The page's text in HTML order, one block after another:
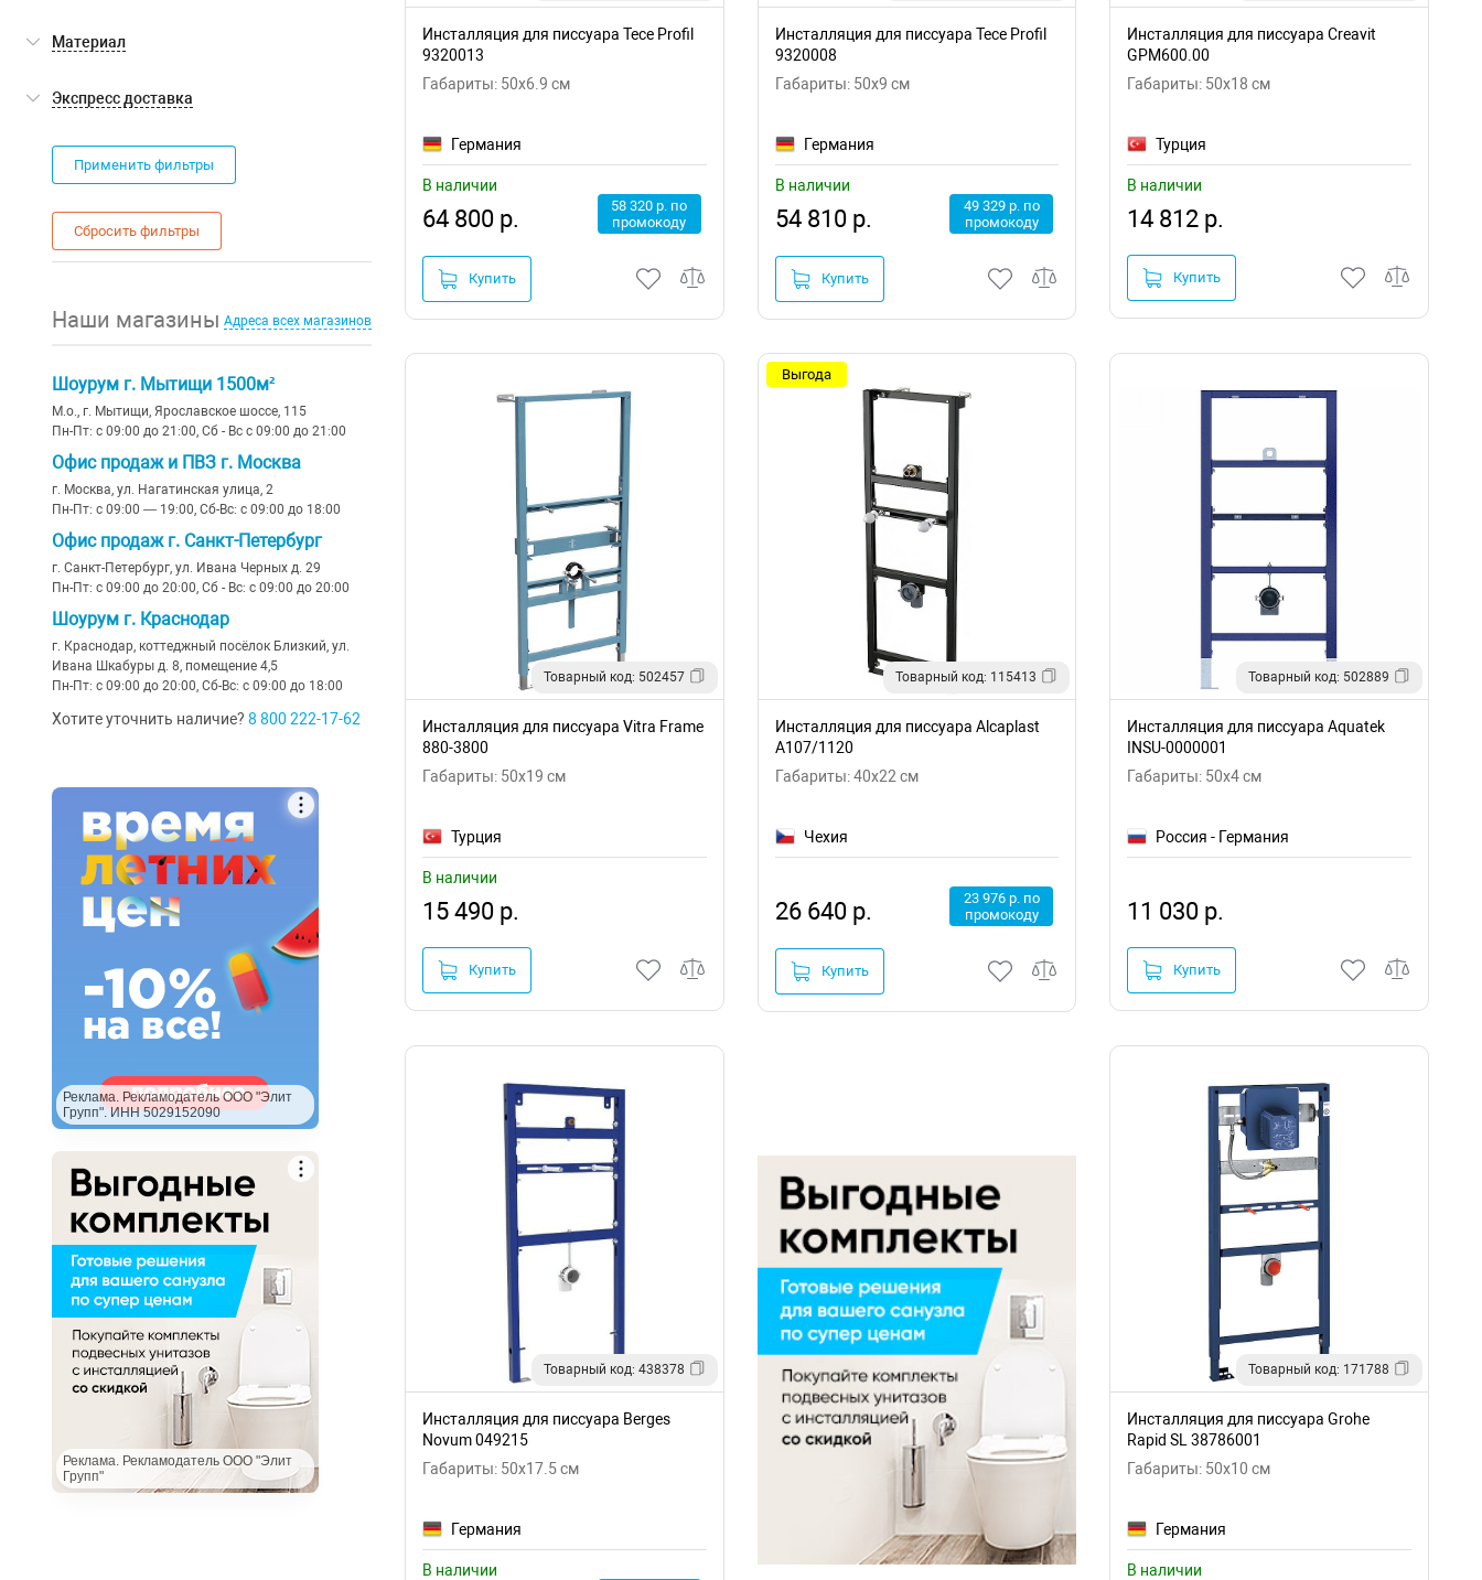
Geberit(2)
Grohe(1)
Ideal Standard(1)
Vitra(1)
Sanit
сверху
Испания
Португалия
Материал
металл(13)
алюминий
Экспресс доставка
Экспресс доставка(0)
Применить фильтры
Сбросить фильтры
Наши магазины Адреса всех магазинов
Шоурум г. Мытищи 1500м²
М.о., г. Мытищи, Ярославское шоссе, 115
Пн-Пт: с 09:00 до 21:00, Сб - Вс с 09:00 до 21:00
Офис продаж и ПВЗ г. Москва
г. Москва, ул. Нагатинская улица, 2
Пн-Пт: с 09:00 — 19:00, Сб-Вс: с 09:00 до 18:00
Офис продаж г. Санкт-Петербург
г. Санкт-Петербург, ул. Ивана Черных д. 29
Пн-Пт: с 09:00 до 20:00, Сб - Вс: с 09:00 до 20:00
Шоурум г. Краснодар
г. Краснодар, коттеджный посёлок Близкий, ул.
Ивана Шкабуры д. 8, помещение 4,5
Пн-Пт: с 09:00 до 20:00, Сб-Вс: с 09:00 до 18:00
Хотите уточнить наличие? 8 800 222-17-62
Реклама. Рекламодатель ООО "Элит
Групп". ИНН 5029152090
Реклама. Рекламодатель ООО "Элит
Групп"
Инсталляция для писсуара Tece Profil
9320013
Габариты: 50x6.9 см
Германия
В наличии
64 800 р.
58 320 р. по
промокоду
Купить
Инсталляция для писсуара Tece Profil
9320008
Габариты: 50x9 см
Германия
В наличии
54 810 р.
49 329 р. по
промокоду
Купить
Инсталляция для писсуара Creavit
GPM600.00
Габариты: 50x18 см
Турция
В наличии
14 812 р.
Купить
Товарный код: 502457
Инсталляция для писсуара Vitra Frame
880-3800
Габариты: 50x19 см
Турция
В наличии
15 490 р.
Купить
Выгода
Товарный код: 115413
Инсталляция для писсуара Alcaplast
A107/1120
Габариты: 40x22 см
Чехия
26 640 р.
23 976 р. по
промокоду
Купить
Товарный код: 502889
Инсталляция для писсуара Aquatek
INSU-0000001
Габариты: 50x4 см
Россия - Германия
11 030 р.
Купить
Товарный код: 438378
Инсталляция для писсуара Berges
Novum 049215
Габариты: 50x17.5 см
Германия
В наличии
Товарный код: 171788
Инсталляция для писсуара Grohe
Rapid SL 38786001
Габариты: 50x10 см
Германия
В наличии